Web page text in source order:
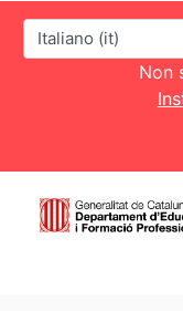
Lingua
Non